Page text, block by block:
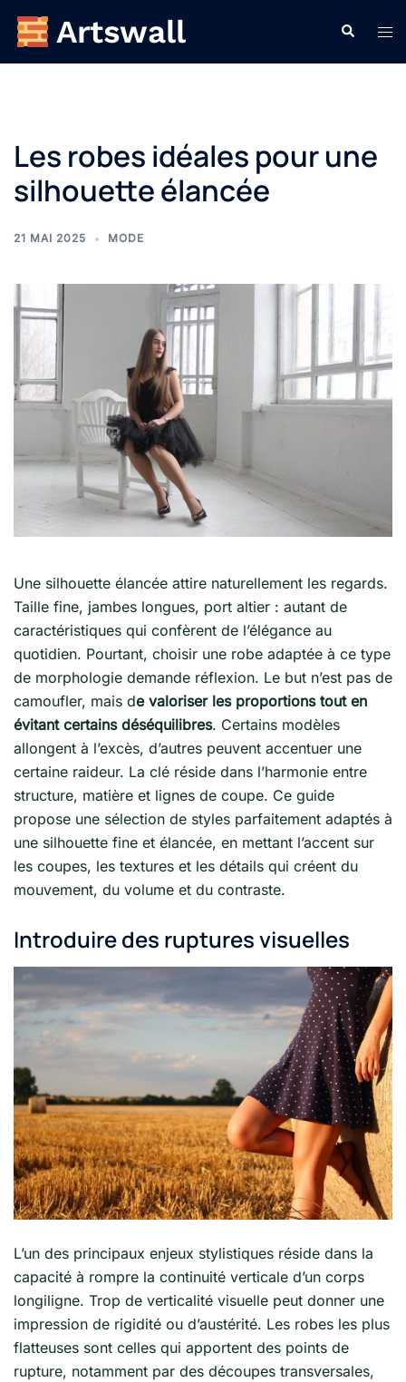
Les robes idéales pour une
silhouette élancée
21 MAI 2025 MODE
Une silhouette élancée attire naturellement les regards.
Taille fine, jambes longues, port altier : autant de
caractéristiques qui confèrent de l’élégance au
quotidien. Pourtant, choisir une robe adaptée à ce type
de morphologie demande réflexion. Le but n’est pas de
camoufler, mais de valoriser les proportions tout en
évitant certains déséquilibres. Certains modèles
allongent à l’excès, d’autres peuvent accentuer une
certaine raideur. La clé réside dans l’harmonie entre
structure, matière et lignes de coupe. Ce guide
propose une sélection de styles parfaitement adaptés à
une silhouette fine et élancée, en mettant l’accent sur
les coupes, les textures et les détails qui créent du
mouvement, du volume et du contraste.
Introduire des ruptures visuelles
L’un des principaux enjeux stylistiques réside dans la
capacité à rompre la continuité verticale d’un corps
longiligne. Trop de verticalité visuelle peut donner une
impression de rigidité ou d’austérité. Les robes les plus
flatteuses sont celles qui apportent des points de
rupture, notamment par des découpes transversales,